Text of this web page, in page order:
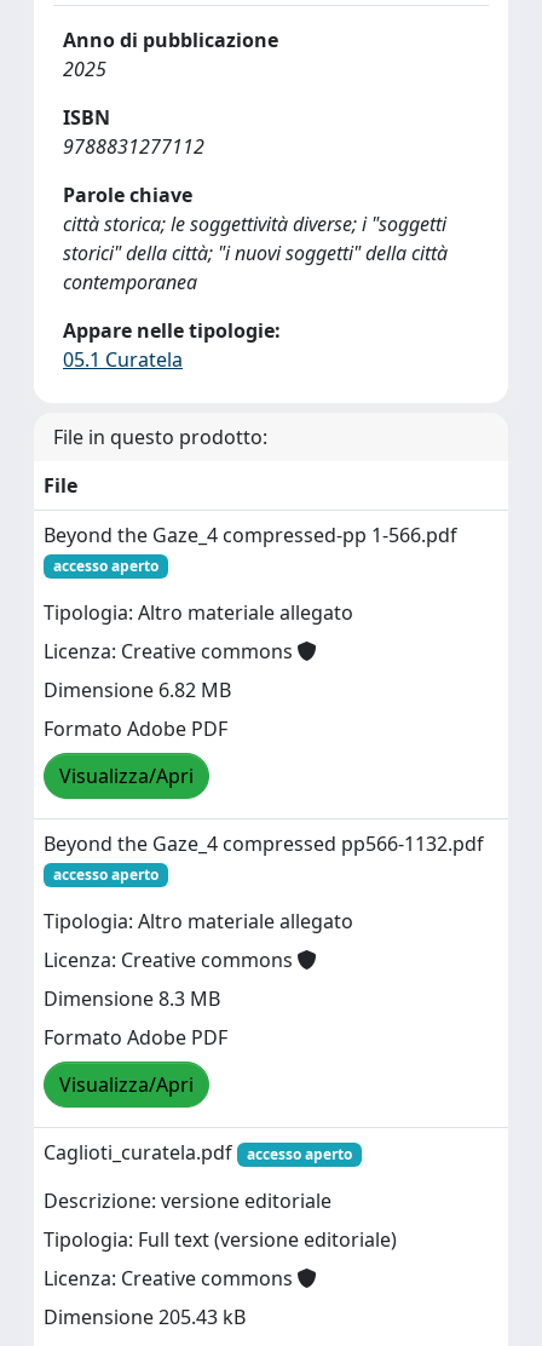
Anno di pubblicazione
2025
ISBN
9788831277112
Parole chiave
città storica; le soggettività diverse; i "soggetti
storici" della città; "i nuovi soggetti" della città
contemporanea
Appare nelle tipologie:
05.1 Curatela
File in questo prodotto:
File
Beyond the Gaze_4 compressed-pp 1-566.pdf
accesso aperto
Tipologia: Altro materiale allegato
Licenza: Creative commons
Dimensione 6.82 MB
Formato Adobe PDF
Visualizza/Apri
Beyond the Gaze_4 compressed pp566-1132.pdf
accesso aperto
Tipologia: Altro materiale allegato
Licenza: Creative commons
Dimensione 8.3 MB
Formato Adobe PDF
Visualizza/Apri
Caglioti_curatela.pdf accesso aperto
Descrizione: versione editoriale
Tipologia: Full text (versione editoriale)
Licenza: Creative commons
Dimensione 205.43 kB